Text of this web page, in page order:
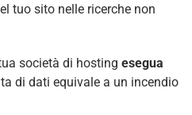
tuo sito nelle ricerche non
società di hosting esegua
di dati equivale a un incendio